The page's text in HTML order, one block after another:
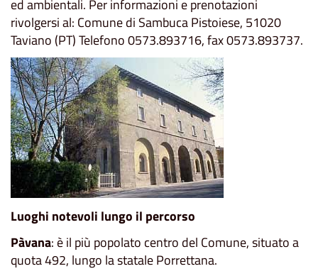
ed ambientali. Per informazioni e prenotazioni
rivolgersi al: Comune di Sambuca Pistoiese, 51020
Taviano (PT) Telefono 0573.893716, fax 0573.893737.
Luoghi notevoli lungo il percorso
Pàvana: è il più popolato centro del Comune, situato a
quota 492, lungo la statale Porrettana.